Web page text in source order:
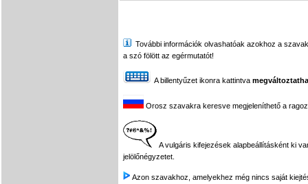
További információk olvashatóak azokhoz a
a szó fölött az egérmutatót!
A billentyűzet ikonra kattintva
Orosz szavakra keresve megjeleníthető a
A vulgáris kifejezések alapbeállításként ki
jelölőnégyzetet.
Azon szavakhoz, amelyekhez még nincs saját